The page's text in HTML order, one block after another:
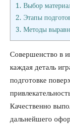
1. Выбор
2. Этапы
3. Методы
Совершенство в
каждая деталь
подготовке
Качественно
дальнейшего